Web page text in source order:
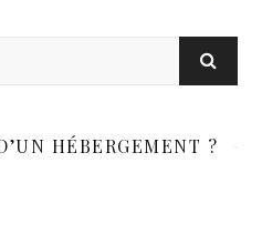
HÉBERGEMENT ?